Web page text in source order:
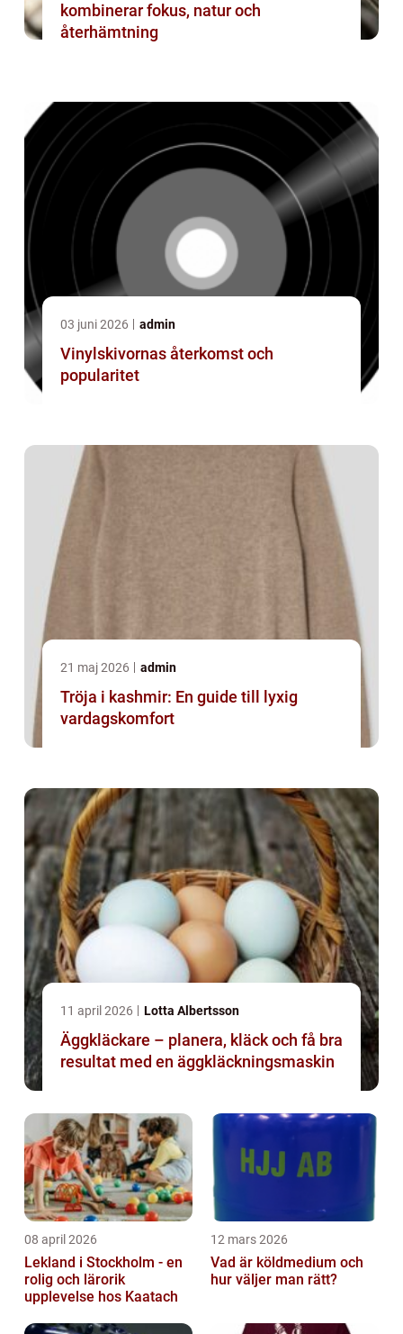
kombinerar fokus, natur och
återhämtning
03 juni 2026 admin
Vinylskivornas återkomst och
popularitet
21 maj 2026 admin
Tröja i kashmir: En guide till lyxig
vardagskomfort
11 april 2026 Lotta Albertsson
Äggkläckare – planera, kläck och få bra
resultat med en äggkläckningsmaskin
08 april 2026
Lekland i Stockholm - en
rolig och lärorik
upplevelse hos Kaatach
12 mars 2026
Vad är köldmedium och
hur väljer man rätt?